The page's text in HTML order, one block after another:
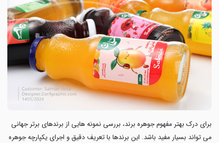
برای درک بهتر مفهوم جوهره برند، بررسی نمونه هایی از برندهای برتر جهانی
می تواند بسیار مفید باشد. این برندها با تعریف دقیق و اجرای یکپارچه جوهره